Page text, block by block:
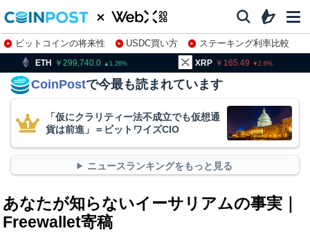
ビットコインの将来性 USDC買い方
ステーキング利率比較
株特集・関連銘柄
1.26 XRP 165.49 2.6
CoinPostで今最も読まれています
「仮にクラリティー法不成立でも仮想通
貨は前進」＝ビットワイズCIO
ニュースランキングをもっと見る
あなたが知らないイーサリアムの事実｜
Freewallet寄稿